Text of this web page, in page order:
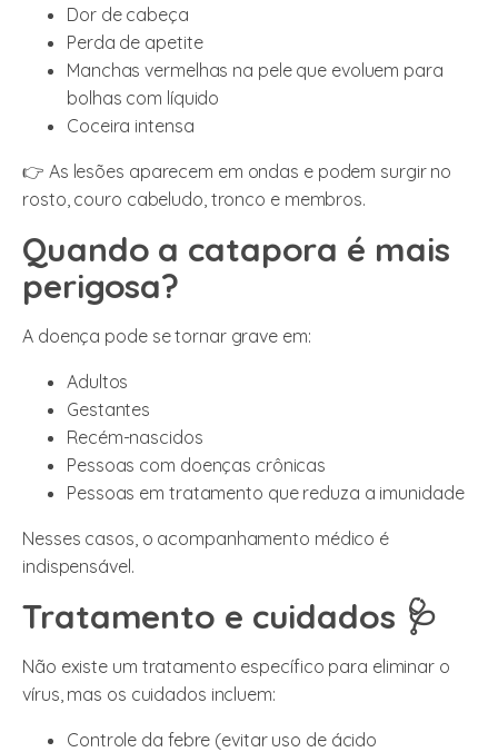
Dor de cabeça
Perda de apetite
Manchas vermelhas na pele que evoluem para
bolhas com líquido
Coceira intensa
👉 As lesões aparecem em ondas e podem surgir no
rosto, couro cabeludo, tronco e membros.
Quando a catapora é mais
perigosa?
A doença pode se tornar grave em:
Adultos
Gestantes
Recém-nascidos
Pessoas com doenças crônicas
Pessoas em tratamento que reduza a imunidade
Nesses casos, o acompanhamento médico é
indispensável.
Tratamento e cuidados 🩺
Não existe um tratamento específico para eliminar o
vírus, mas os cuidados incluem:
Controle da febre (evitar uso de ácido